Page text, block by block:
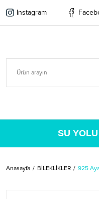
Instagram
SU
Anasayfa BİLEKLİKLER 925